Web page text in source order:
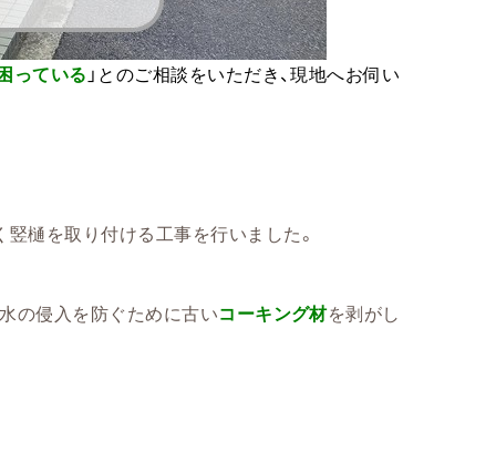
っている 」とのご相談をいただき、現地へお伺い
樋を取り付ける工事を行いました。
の侵入を防ぐために古いコーキング材を剥がし